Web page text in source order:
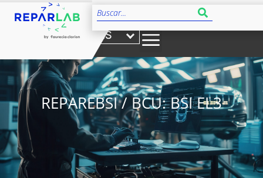
ES
REPAREBSI / BCU: BSI EL3